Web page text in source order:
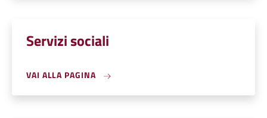
Servizi sociali
VAI ALLA PAGINA